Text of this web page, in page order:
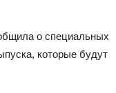
о специальных
которые будут